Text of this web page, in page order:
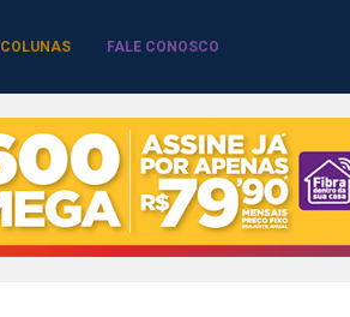
COLUNAS FALE CONOSCO